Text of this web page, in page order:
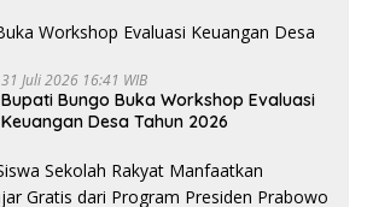
31 Juli 2026 16:41 WIB
Bupati Bungo Buka Workshop Evaluasi
Keuangan Desa Tahun 2026